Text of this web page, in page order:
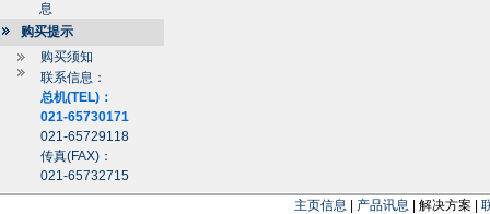
息
购买提示
购买须知
联系信息：
总机(TEL)：
021-65730171
021-65729118
传真(FAX)：
021-65732715
主页信息
产品讯息 | 解决方案 |